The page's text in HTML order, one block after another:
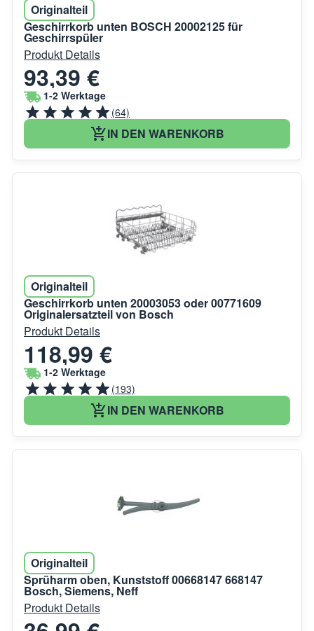
Originalteil
Geschirrkorb unten BOSCH 20002125 für
Geschirrspüler
Produkt Details
93,39 €
1-2 Werktage
(64)
IN DEN WARENKORB
Originalteil
Geschirrkorb unten 20003053 oder 00771609
Originalersatzteil von Bosch
Produkt Details
118,99 €
1-2 Werktage
(193)
IN DEN WARENKORB
Originalteil
Sprüharm oben, Kunststoff 00668147 668147
Bosch, Siemens, Neff
Produkt Details